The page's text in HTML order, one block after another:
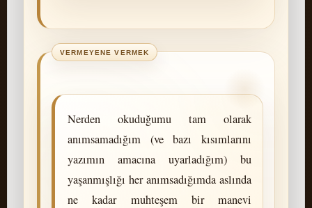
Nerden okuduğumu tam olarak
anımsamadığım (ve bazı kısımlarını
yazımın amacına uyarladığım) bu
yaşanmışlığı her anımsadığımda aslında
ne kadar muhteşem bir manevi